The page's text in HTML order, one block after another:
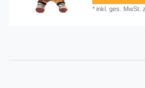
*inkl. ges. MwSt.